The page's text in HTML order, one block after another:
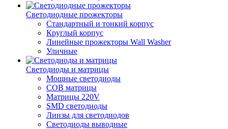
Светодиодные прожекторы
Стандартный и тонкий корпус
Круглый корпус
Линейные прожекторы Wall Washer
Уличные
Светодиоды и матрицы
Мощные светодиоды
COB матрицы
Матрицы 220V
SMD светодиоды
Линзы для светодиодов
Светодиоды выводные